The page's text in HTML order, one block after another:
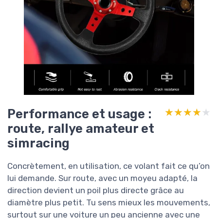
Performance et usage :
route, rallye amateur et
simracing
★★★★★
★★★★★
Concrètement, en utilisation, ce volant fait ce qu’on
lui demande. Sur route, avec un moyeu adapté, la
direction devient un poil plus directe grâce au
diamètre plus petit. Tu sens mieux les mouvements,
surtout sur une voiture un peu ancienne avec une